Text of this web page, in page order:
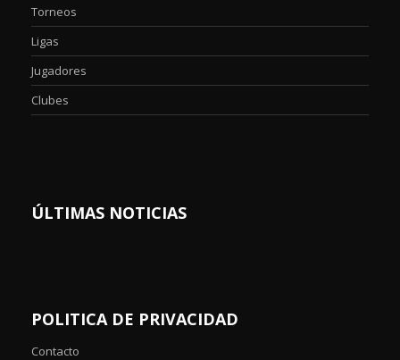
Torneos
Ligas
Jugadores
Clubes
ÚLTIMAS NOTICIAS
POLITICA DE PRIVACIDAD
Contacto